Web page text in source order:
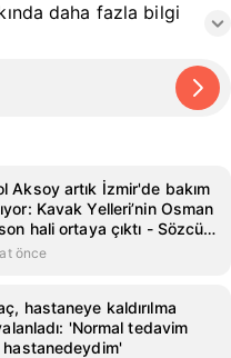
daha fazla bilgi
Aksoy artık İzmir'de bakım
Kavak Yelleri’nin Osman
hali ortaya çıktı - Sözcü
önce
hastaneye kaldırılma
'Normal tedavim